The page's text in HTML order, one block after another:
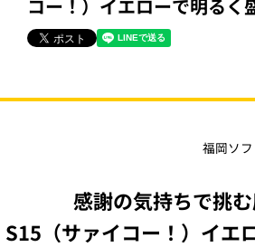
コー！）イエローで明るく
福岡ソ
感謝の気持ちで挑
S15（サァイコー！）イエ